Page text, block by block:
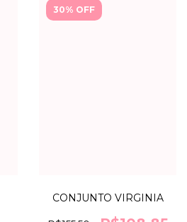
30% OFF
CONJUNTO VIRGINIA